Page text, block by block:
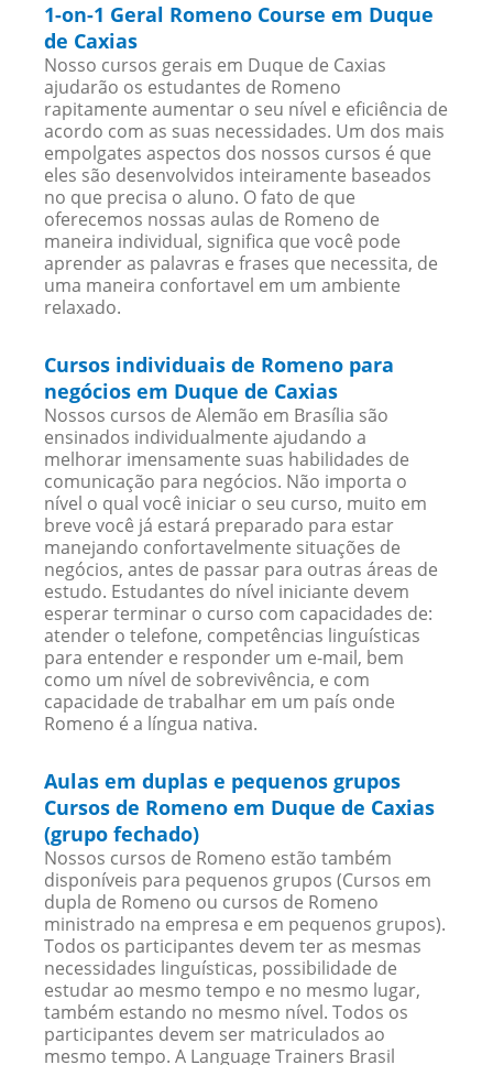
1-on-1 Geral Romeno Course em Duque
de Caxias
Nosso cursos gerais em Duque de Caxias
ajudarão os estudantes de Romeno
rapitamente aumentar o seu nível e eficiência de
acordo com as suas necessidades. Um dos mais
empolgates aspectos dos nossos cursos é que
eles são desenvolvidos inteiramente baseados
no que precisa o aluno. O fato de que
oferecemos nossas aulas de Romeno de
maneira individual, significa que você pode
aprender as palavras e frases que necessita, de
uma maneira confortavel em um ambiente
relaxado.
Cursos individuais de Romeno para
negócios em Duque de Caxias
Nossos cursos de Alemão em Brasília são
ensinados individualmente ajudando a
melhorar imensamente suas habilidades de
comunicação para negócios. Não importa o
nível o qual você iniciar o seu curso, muito em
breve você já estará preparado para estar
manejando confortavelmente situações de
negócios, antes de passar para outras áreas de
estudo. Estudantes do nível iniciante devem
esperar terminar o curso com capacidades de:
atender o telefone, competências linguísticas
para entender e responder um e-mail, bem
como um nível de sobrevivência, e com
capacidade de trabalhar em um país onde
Romeno é a língua nativa.
Aulas em duplas e pequenos grupos
Cursos de Romeno em Duque de Caxias
(grupo fechado)
Nossos cursos de Romeno estão também
disponíveis para pequenos grupos (Cursos em
dupla de Romeno ou cursos de Romeno
ministrado na empresa e em pequenos grupos).
Todos os participantes devem ter as mesmas
necessidades linguísticas, possibilidade de
estudar ao mesmo tempo e no mesmo lugar,
também estando no mesmo nível. Todos os
participantes devem ser matriculados ao
mesmo tempo. A Language Trainers Brasil